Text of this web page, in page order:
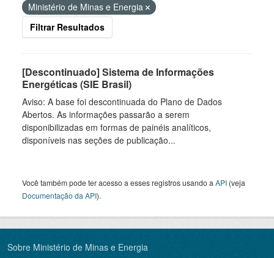
Ministério de Minas e Energia
Filtrar Resultados
[Descontinuado] Sistema de Informações
Energéticas (SIE Brasil)
Aviso: A base foi descontinuada do Plano de Dados
Abertos. As informações passarão a serem
disponibilizadas em formas de painéis analíticos,
disponíveis nas seções de publicação...
Você também pode ter acesso a esses registros usando a API (veja
Documentação da API).
Sobre Ministério de Minas e Energia